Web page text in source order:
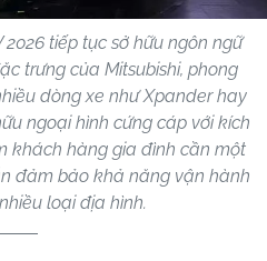
2026 tiếp tục sở hữu ngôn ngữ
trưng của Mitsubishi, phong
dòng xe như Xpander hay
ngoại hình cứng cáp với kích
khách hàng gia đình cần một
đảm bảo khả năng vận hành
loại địa hình.